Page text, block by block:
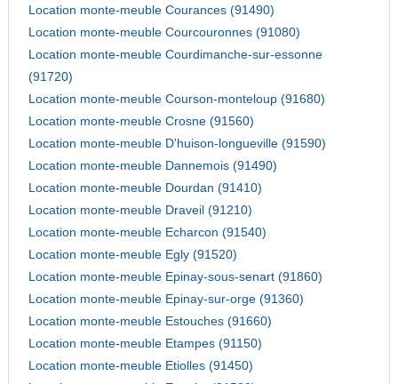
Location monte-meuble Courances (91490)
Location monte-meuble Courcouronnes (91080)
Location monte-meuble Courdimanche-sur-essonne
(91720)
Location monte-meuble Courson-monteloup (91680)
Location monte-meuble Crosne (91560)
Location monte-meuble D'huison-longueville (91590)
Location monte-meuble Dannemois (91490)
Location monte-meuble Dourdan (91410)
Location monte-meuble Draveil (91210)
Location monte-meuble Echarcon (91540)
Location monte-meuble Egly (91520)
Location monte-meuble Epinay-sous-senart (91860)
Location monte-meuble Epinay-sur-orge (91360)
Location monte-meuble Estouches (91660)
Location monte-meuble Etampes (91150)
Location monte-meuble Etiolles (91450)